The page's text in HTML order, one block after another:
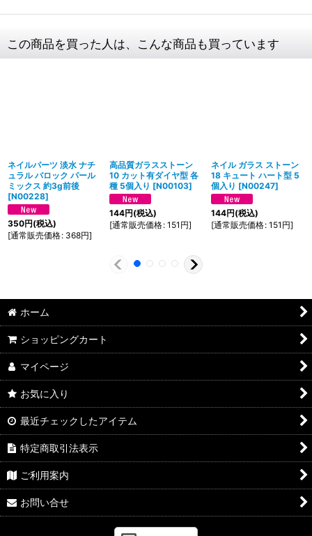
この商品を買った人は、こんな商品も買っています
ネイルパーツ 淡水 ナチ
ュラル バロック パール
ミックス 約3g前後
[N00228]
350円(税込)
[通常販売価格: 368円]
高品質ガラスストーン
10 カット有ダイヤ型 各
種 5個入り [N00103]
144円(税込)
[通常販売価格: 151 円]
ネイル ガラス ストーン
18 キュート ハート型 5
個入り [N00247]
144円(税込)
[通常販売価格: 151 円]
ホーム
ショッピングカート
マイページ
お気に入り
最近チェックしたアイテム
特定商取引法表示
ご利用案内
お問い合せ